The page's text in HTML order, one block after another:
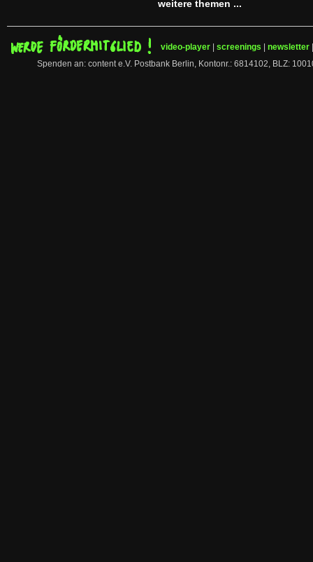
weitere themen ...
video-player screenings newsletter
Spenden an: content e.V. Postbank Berlin, Kontonr.: 6814102, BLZ: